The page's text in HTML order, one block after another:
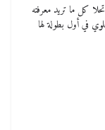
كل ما تريد معرفته
في أول بطولة لها